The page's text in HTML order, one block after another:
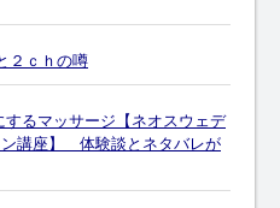
２ｃｈの噂
るマッサージ【ネオスウェデ
ン講座】 体験談とネタバレが